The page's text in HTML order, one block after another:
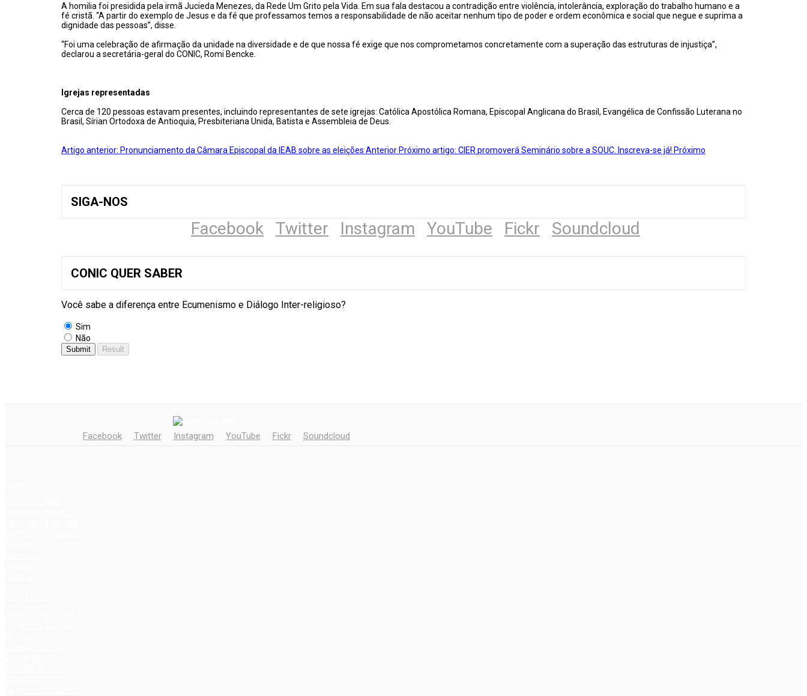
A homilia foi presidida pela irmã Jucieda Menezes, da Rede Um Grito pela Vida. Em sua fala destacou a contradição entre violência, intolerância, exploração do trabalho humano e a
fé cristã. “A partir do exemplo de Jesus e da fé que professamos temos a responsabilidade de não aceitar nenhum tipo de poder e ordem econômica e social que negue e suprima a
dignidade das pessoas”, disse.
“Foi uma celebração de afirmação da unidade na diversidade e de que nossa fé exige que nos comprometamos concretamente com a superação das estruturas de injustiça”,
declarou a secretária-geral do CONIC, Romi Bencke.
Igrejas representadas
Cerca de 120 pessoas estavam presentes, incluindo representantes de sete igrejas: Católica Apostólica Romana, Episcopal Anglicana do Brasil, Evangélica de Confissão Luterana no
Brasil, Sírian Ortodoxa de Antioquia, Presbiteriana Unida, Batista e Assembleia de Deus.
Artigo anterior: Pronunciamento da Câmara Episcopal da IEAB sobre as eleições AnteriorPróximo artigo: CIER promoverá Seminário sobre a SOUC. Inscreva-se já! Próximo
SIGA-NOS
Facebook Twitter Instagram YouTube Fickr Soundcloud
CONIC QUER SABER
Você sabe a diferença entre Ecumenismo e Diálogo Inter-religioso?
Sim
Não
Facebook Twitter Instagram YouTube Fickr Soundcloud